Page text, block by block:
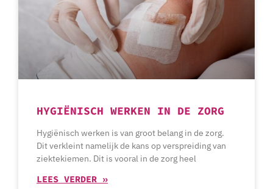
HYGIËNISCH WERKEN IN DE ZORG
Hygiënisch werken is van groot belang in de zorg.
Dit verkleint namelijk de kans op verspreiding van
ziektekiemen. Dit is vooral in de zorg heel
LEES VERDER »